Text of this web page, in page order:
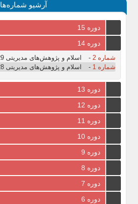
آرشیو شماره‌ها
دوره 15
دوره 14
شماره 2 -
اسلام و پژوهش‌های مدیریتی 29 ، پاییز و زمستان 1403
شماره 1
- اسلام و پژوهش‌های مدیریتی 28 ، بهار و تابستان 1403
دوره 13
دوره 12
دوره 11
دوره 10
دوره 9
دوره 8
دوره 7
دوره 6